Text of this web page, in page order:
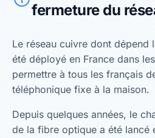
fermeture du
Le réseau cuivre dont dépend
été déployé en France dans
permettre à tous les français
téléphonique fixe à la maison.
Depuis quelques années, le
de la fibre optique a été lancé